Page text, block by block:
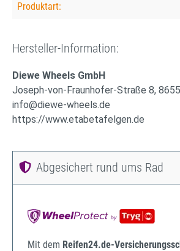
Produktart:
Hersteller-Information:
Diewe Wheels GmbH
Joseph-von-Fraunhofer-Straße 8,
info@diewe-wheels.de
https://www.etabetafelgen.de
Abgesichert rund ums Rad
Mit dem Reifen24.de-